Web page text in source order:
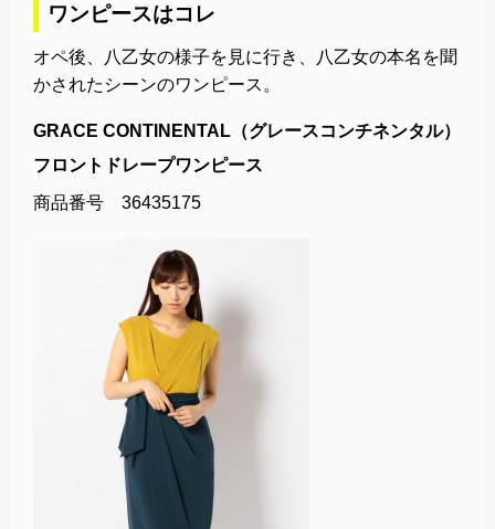
ワンピースはコレ
オペ後、八乙女の様子を見に行き、八乙女の本名を聞
かされたシーンのワンピース。
GRACE CONTINENTAL（グレースコンチネンタル）
フロントドレープワンピース
商品番号 36435175